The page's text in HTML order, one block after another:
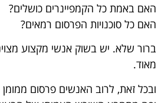
האם באמת כל הקמפיינרים כושלים?
האם כל סוכנויות הפרסום רמאים?
ברור שלא. יש בשוק אנשי מקצוע
מאוד.
ובכל זאת, לרוב האנשים פרסום